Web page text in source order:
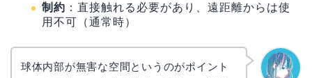
制約 ：直接触れる必要があり、遠距離からは使
用不可（通常時）
球体内部が無害な空間というのがポイント